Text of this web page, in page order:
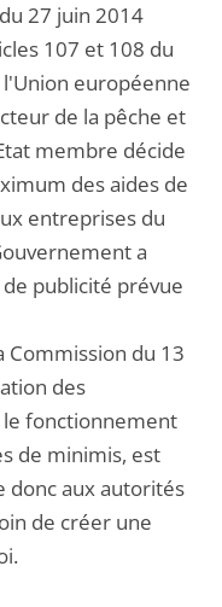
27 juin 2014
107 et 108 du
européenne
de la pêche et
membre décide
des aides de
entreprises du
a
publicité prévue
Commission du 13
des
fonctionnement
de minimis, est
donc aux autorités
de créer une